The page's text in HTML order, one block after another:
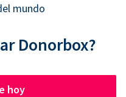
mundo
Donorbox?
hoy